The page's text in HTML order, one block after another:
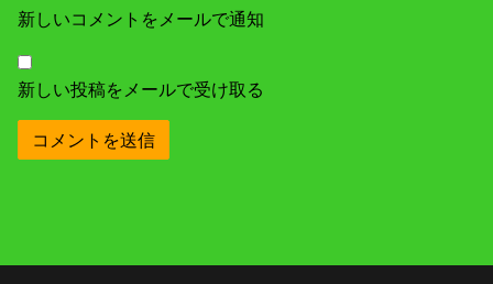
新しいコメントをメールで通知
新しい投稿をメールで受け取る